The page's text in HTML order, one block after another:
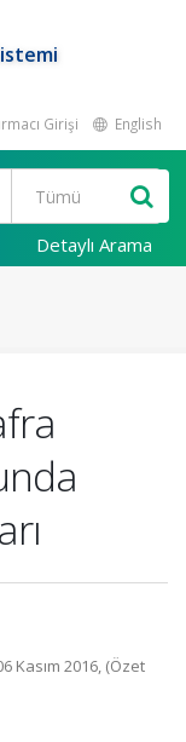
Girişi English
Detaylı Arama
Kasım 2016, (Özet